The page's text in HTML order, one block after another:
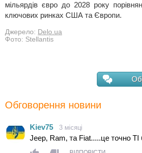
мільярдів євро до 2028 року
ключових ринках США та Європи.
Джерело: Delo.ua
Фото: Stellantis
Обговорення новини
Kiev75 3 місяці
Jeep, Ram, та Fiat.....це точно